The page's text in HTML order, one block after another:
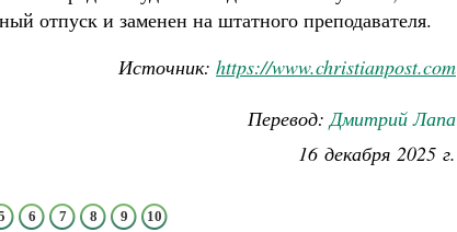
отпуск и заменен на штатного преподавателя.
Источник: https://www.christianpost.com
Перевод:Дмитрий Лапа
16 декабря 2025 г.
6 7 8 9 10